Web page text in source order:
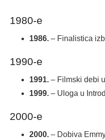
1980-e
1986. – Finalistica
1990-e
1991. – Filmski debi
1999. – Uloga u
2000-e
2000. – Dobiva